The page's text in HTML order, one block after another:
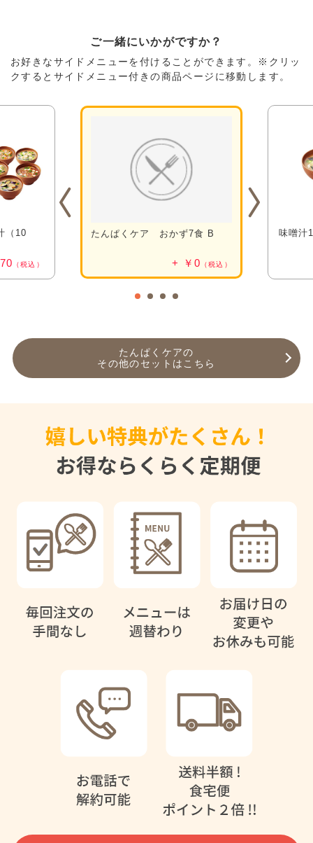
ご一緒にいかがですか？
お好きなサイドメニューを付けることができます。※クリッ
クするとサイドメニュー付きの商品ページに移動します。
（10
（税込）
たんぱくケア おかず7食 B
￥0 （税込）
味噌汁
たんぱくケアの
その他のセットはこちら